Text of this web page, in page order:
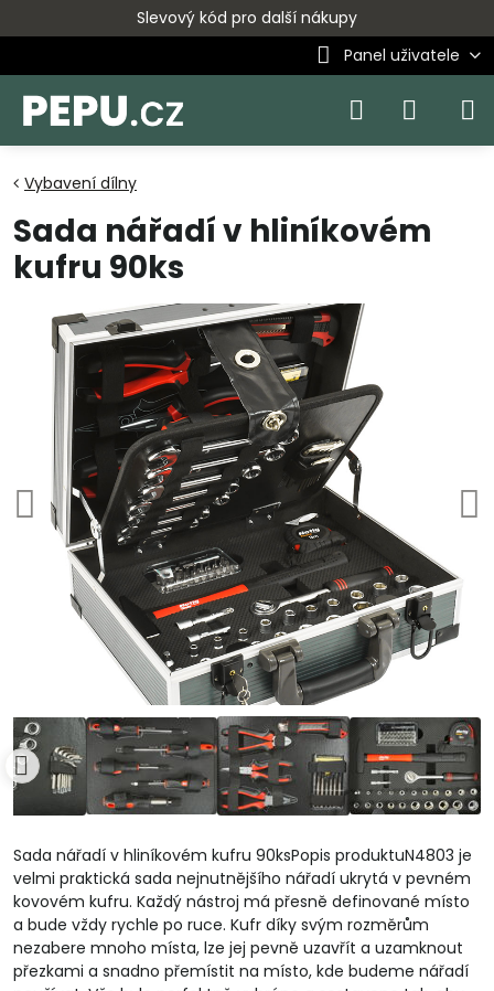
Slevový kód pro další nákupy
Panel uživatele
Vybavení dílny
Sada nářadí v hliníkovém
kufru 90ks
Sada nářadí v hliníkovém kufru 90ksPopis produktuN4803 je
velmi praktická sada nejnutnějšího nářadí ukrytá v pevném
kovovém kufru. Každý nástroj má přesně definované místo
a bude vždy rychle po ruce. Kufr díky svým rozměrům
nezabere mnoho místa, lze jej pevně uzavřít a uzamknout
přezkami a snadno přemístit na místo, kde budeme nářadí